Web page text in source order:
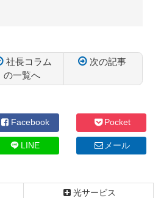
社長コラム
の一覧へ
次の記事
Facebook Pocket
LINE メール
光サービス